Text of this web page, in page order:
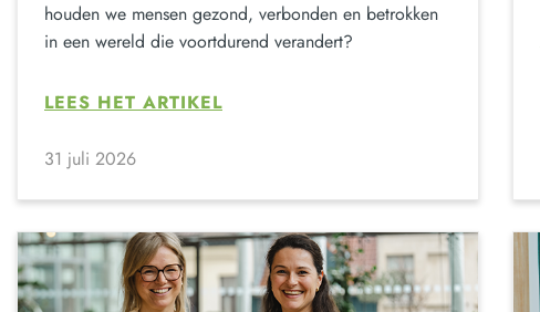
houden we mensen gezond, verbonden en betrokken
in een wereld die voortdurend verandert?
LEES HET ARTIKEL
31 juli 2026